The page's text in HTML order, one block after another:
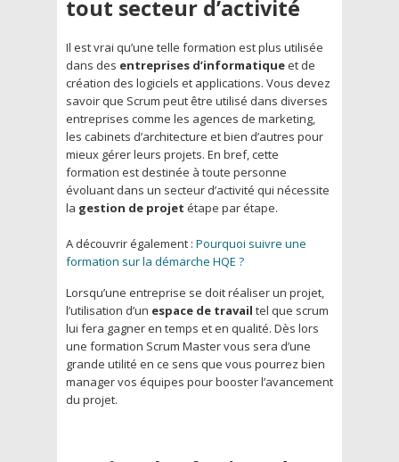
tout secteur d’activité
Il est vrai qu’une telle formation est plus utilisée
dans des entreprises d’informatiqueet de
création des logiciels et applications. Vous devez
savoir que Scrum peut être utilisé dans diverses
entreprises comme les agences de marketing,
les cabinets d’architecture et bien d’autres pour
mieux gérer leurs projets. En bref, cette
formation est destinée à toute personne
évoluant dans un secteur d’activité qui nécessite
la gestion de projet étape par étape.
A découvrir également : Pourquoi suivre une
formation sur la démarche HQE ?
Lorsqu’une entreprise se doit réaliser un projet,
l’utilisation d’un espace de travail tel que scrum
lui fera gagner en temps et en qualité. Dès lors
une formation Scrum Master vous sera d’une
grande utilité en ce sens que vous pourrez bien
manager vos équipes pour booster l’avancement
du projet.